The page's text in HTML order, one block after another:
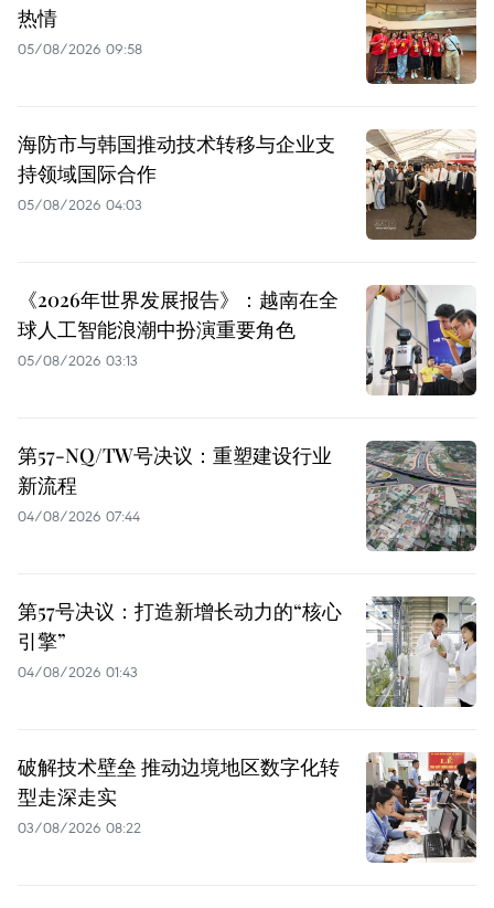
热情
05/08/2026 09:58
海防市与韩国推动技术转移与企业支
持领域国际合作
05/08/2026 04:03
《2026年世界发展报告》：越南在全
球人工智能浪潮中扮演重要角色
05/08/2026 03:13
第57-NQ/TW号决议：重塑建设行业
新流程
04/08/2026 07:44
第57号决议：打造新增长动力的“核心
引擎”
04/08/2026 01:43
破解技术壁垒 推动边境地区数字化转
型走深走实
03/08/2026 08:22